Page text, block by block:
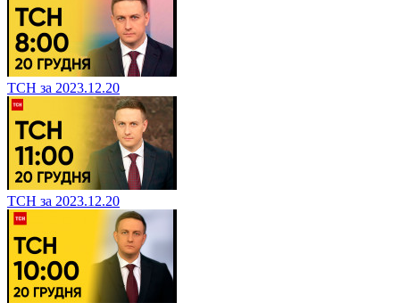
ТСН за 2023.12.20
ТСН за 2023.12.20